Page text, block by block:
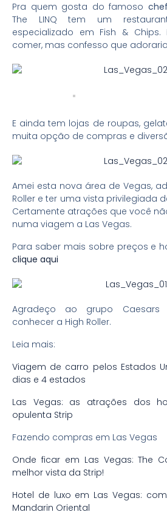
Pra quem gosta do famoso
The LINQ tem um
especializado em Fish &
comer, mas confesso que
E ainda tem lojas de roupas,
muita opção de compras e
Amei esta nova área de Vegas,
Roller e ter uma vista privilegiada
Certamente atrações que você
numa viagem a Las Vegas.
Para saber mais sobre preços e
clique aqui
Agradeço ao grupo
conhecer a High Roller.
Leia mais:
Viagem de carro pelos Estados
dias e 4 estados
Las Vegas: as atrações dos
opulenta Strip
Fazendo compras em Las Vegas
Onde ficar em Las Vegas: The
melhor vista da Strip!
Hotel de luxo em Las Vegas:
Mandarin Oriental